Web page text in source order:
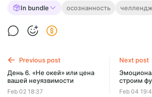
In bundle осознанность челлендж
Previous post
День 6. «Не окей» или цена
вашей неуязвимости
Feb 02 18:37
Next post
строим
Feb 04